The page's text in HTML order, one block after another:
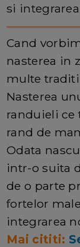
si
Cand
nasterea in
multe
Nasterea
randuieli ce
rand de
Odata
intr-o suita
de o parte
fortelor
integrarea
Mai cititi: